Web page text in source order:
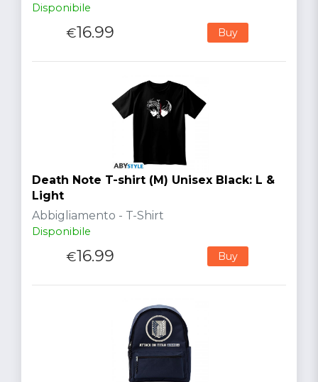
Disponibile
€16.99 Buy
Death Note T-shirt (M) Unisex Black: L &
Light
Abbigliamento - T-Shirt
Disponibile
€16.99 Buy